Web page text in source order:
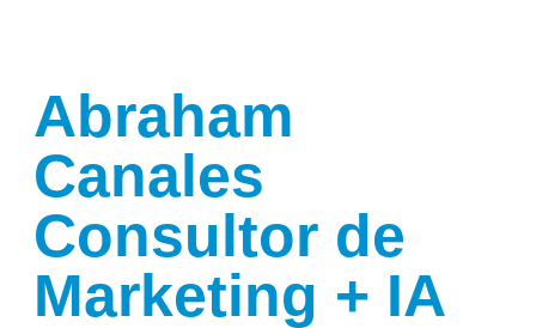
Abraham
Canales
Consultor de
Marketing + IA